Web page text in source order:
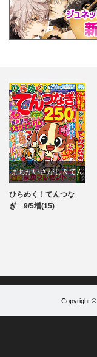
まちがいさがし＆てん
つなぎ
パズル
ひらめく！てんつな
ぎ 9/5増(15)
Copyright ©